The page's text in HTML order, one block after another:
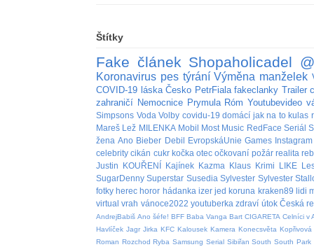
Štítky
Fake článek Shopaholicadel
Koronavirus pes týrání Výměna manželek
COVID-19 láska Česko PetrFiala fakeclanky Trailer
zahraničí Nemocnice Prymula Róm Youtubevideo
Simpsons Voda Volby covidu-19 domácí jak na to kulas
Mareš Lež MILENKA Mobil Most Music RedFace Seriál
žena Ano Bieber Debil EvropskáUnie Games Instagram
celebrity cikán cukr kočka otec očkovaní požár realita
Justin
KOUŘENÍ Kajínek Kazma Klaus Krimi LIKE
SugarDenny Superstar Susedia Sylvester Sylvester
fotky herec horor hádanka izer jed koruna kraken89 lidi
virtual vrah vánoce2022 youtuberka zdraví útok Česká
AndrejBabiš Ano šéfe! BFF Baba Vanga Bart CIGARETA Celníci v
Havlíček Jagr Jirka KFC Kalousek Kamera Konecsvěta Kopřivová
Roman Rozchod Ryba Samsung Serial Sibiřan South South Park